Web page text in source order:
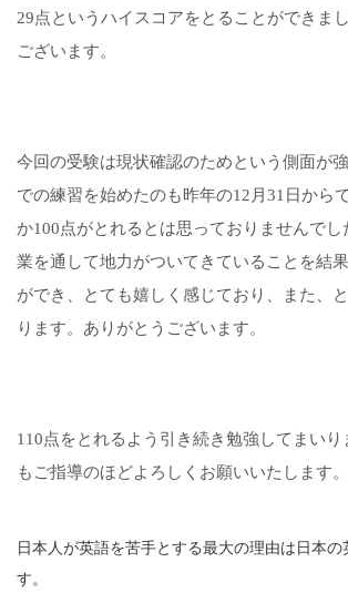
29点というハイスコアをとることができま
ございます。
今回の受験は現状確認のためという側面が
での練習を始めたのも昨年の12月31日から
か100点がとれるとは思っておりませんでし
業を通して地力がついてきていることを結
ができ、とても嬉しく感じており、また、
ります。ありがとうございます。
110点をとれるよう引き続き勉強してまいり
もご指導のほどよろしくお願いいたします。
日本人が英語を苦手とする最大の理由は日本の
す。